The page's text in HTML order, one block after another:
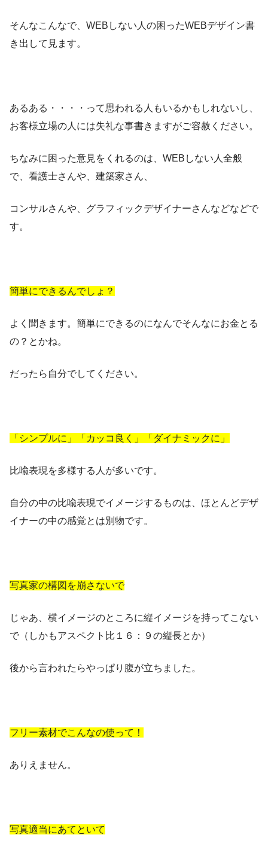
そんなこんなで、WEBしない人の困ったWEBデザイン書
き出して見ます。
あるある・・・・って思われる人もいるかもしれないし、
お客様立場の人には失礼な事書きますがご容赦ください。
ちなみに困った意見をくれるのは、WEBしない人全般
で、看護士さんや、建築家さん、
コンサルさんや、グラフィックデザイナーさんなどなどで
す。
簡単にできるんでしょ？
よく聞きます。簡単にできるのになんでそんなにお金とる
の？とかね。
だったら自分でしてください。
「シンプルに」「カッコ良く」「ダイナミックに」
比喩表現を多様する人が多いです。
自分の中の比喩表現でイメージするものは、ほとんどデザ
イナーの中の感覚とは別物です。
写真家の構図を崩さないで
じゃあ、横イメージのところに縦イメージを持ってこない
で（しかもアスペクト比１６：９の縦長とか）
後から言われたらやっぱり腹が立ちました。
フリー素材でこんなの使って！
ありえません。
写真適当にあてといて